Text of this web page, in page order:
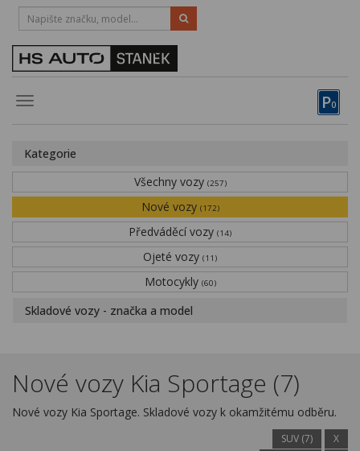
P0
Toggle
HOTLINE:
STRAKONICE-383 335 366
Obytné vozy
Financování
Novinky
Kariéra
Kontakty
Kategorie
Všechny vozy (257)
Nové vozy (172)
Předváděcí vozy (14)
Ojeté vozy (11)
Motocykly (60)
Skladové vozy - značka a model
Nové vozy Kia Sportage (7)
Nové vozy Kia Sportage. Skladové vozy k okamžitému odběru.
SUV (7)
X